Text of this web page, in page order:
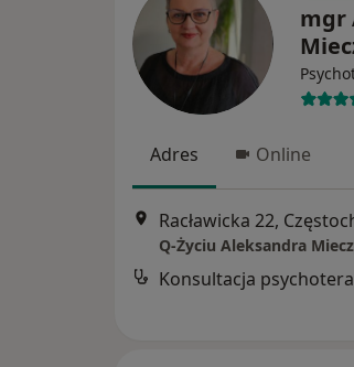
mgr
Adres Online
Racławicka 22,
Konsultacja